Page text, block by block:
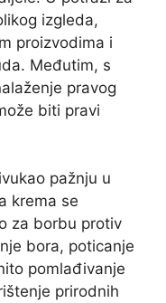
izgleda,
proizvodima i
Međutim, s
pravog
biti pravi
pažnju u
krema se
za borbu protiv
bora, poticanje
pomlađivanje
prirodnih